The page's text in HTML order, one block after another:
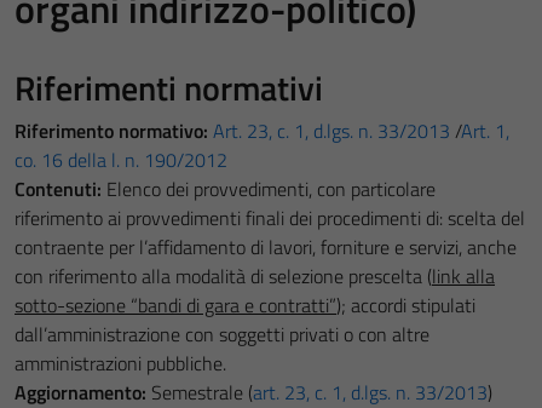
Riferimenti normativi
Riferimento normativo: Art. 23, c. 1, d.lgs. n. 33/2013 /Art. 1,
co. 16 della l. n. 190/2012
Contenuti: Elenco dei provvedimenti, con particolare
riferimento ai provvedimenti finali dei procedimenti di: scelta del
contraente per l’affidamento di lavori, forniture e servizi, anche
con riferimento alla modalità di selezione prescelta (link alla
sotto-sezione “bandi di gara e contratti”); accordi stipulati
dall’amministrazione con soggetti privati o con altre
amministrazioni pubbliche.
Aggiornamento: Semestrale (art. 23, c. 1, d.lgs. n. 33/2013)